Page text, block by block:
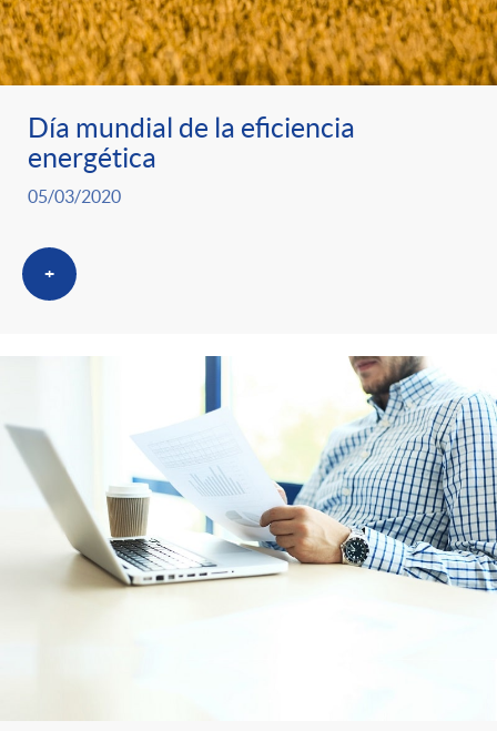
Día mundial de la eficiencia
energética
05/03/2020
+